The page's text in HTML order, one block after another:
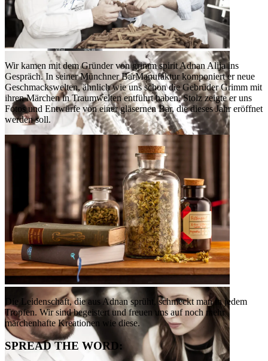
Affengeil Rum-Likör
Kreationen neuer Geschmacksmärchen
grimm spirit – BarManufaktur
Wir kamen mit dem Gründer von grimm spirit Adnan Alija ins
Gespräch. In seiner Münchner BarManufaktur komponiert er neue
Geschmackswelten, ähnlich wie uns schon die Gebrüder Grimm mit
ihren Märchen in Traumwelten entführt haben. Stolz zeigte er uns
Fotos und Entwürfe von einer gläsernen Bar, die dieses Jahr eröffnet
werden soll.
Magie in der BarManufaktur
Die Leidenschaft, die aus Adnan sprüht, schmeckt man in jedem
Tropfen. Wir sind begeistert und freuen uns auf noch mehr
märchenhafte Kreationen wie diese.
SPREAD THE WORD: